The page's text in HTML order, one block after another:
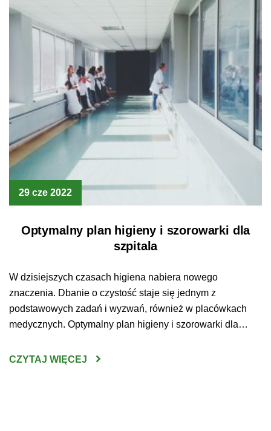
29 cze 2022
Optymalny plan higieny i szorowarki dla
szpitala
W dzisiejszych czasach higiena nabiera nowego
znaczenia. Dbanie o czystość staje się jednym z
podstawowych zadań i wyzwań, również w placówkach
medycznych. Optymalny plan higieny i szorowarki dla
pacjentów, lekarzy oraz prowadzonych na miejscu badań,
CZYTAJ WIĘCEJ